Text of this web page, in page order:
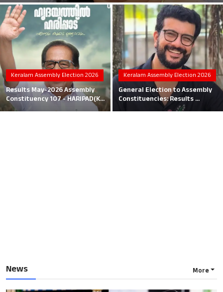
Local News
Earn Money
Tutorials
Malayalam
Keralam Assembly Election 2026
Results May-2026 Assembly
Constituency 107 - HARIPAD(K...
Keralam Assembly Election 2026
General Election to Assembly
Constituencies: Results ...
News More